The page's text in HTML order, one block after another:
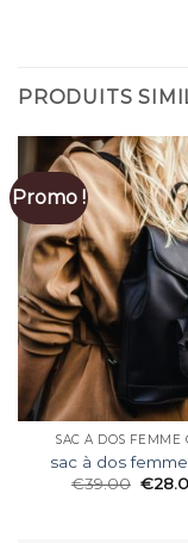
PRODUITS
Promo !
SAC À DOS FEMME
sac à dos
€39.00 €